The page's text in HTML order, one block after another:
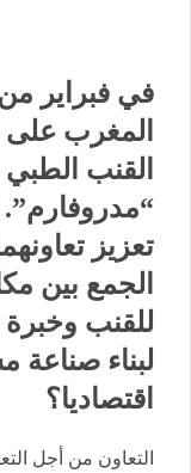
في فبراير
المغرب
القنب
“مدروفارم”.
تعزيز
الجمع بين
للقنب وخبرة
لبناء
اقتصاديا؟
التعاون من أجل